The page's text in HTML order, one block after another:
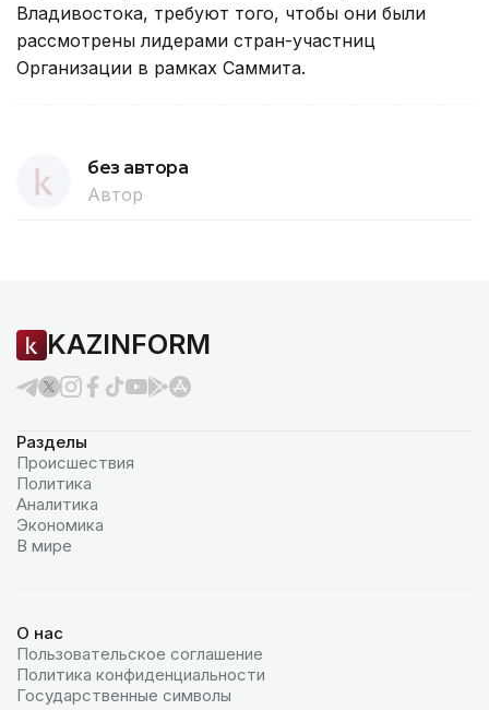
Владивостока, требуют того, чтобы они были
рассмотрены лидерами стран-участниц
Организации в рамках Саммита.
без автора
Автор
KAZINFORM
Разделы
Происшествия
Политика
Аналитика
Экономика
В мире
О нас
Пользовательское соглашение
Политика конфиденциальности
Государственные символы